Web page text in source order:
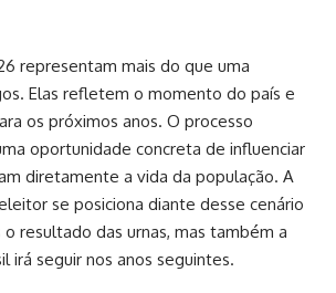
representam mais do que uma
Elas refletem o momento do país e
os próximos anos. O processo
oportunidade concreta de influenciar
diretamente a vida da população. A
se posiciona diante desse cenário
resultado das urnas, mas também a
irá seguir nos anos seguintes.